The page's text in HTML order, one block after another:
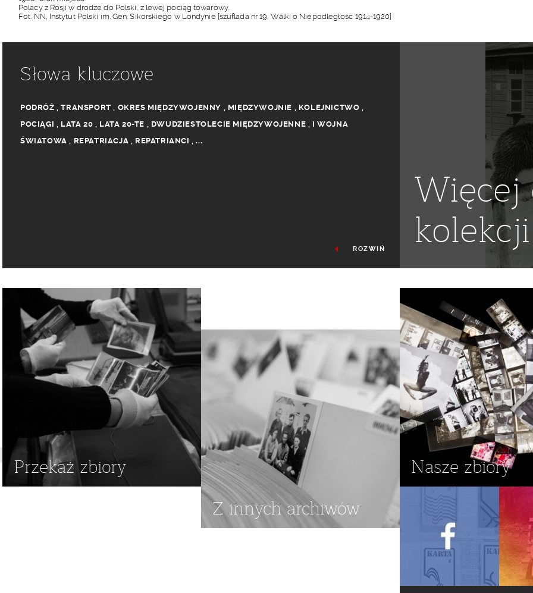
Polacy z Rosji w drodze do Polski, z lewej pociąg towarowy.
Fot. NN, Instytut Polski im. Gen. Sikorskiego w Londynie [szuflada nr 19, Walki o Niepodległość 1914-1920]
Słowa kluczowe
PODRÓŻ ,TRANSPORT , OKRES MIĘDZYWOJENNY , MIĘDZYWOJNIE , KOLEJNICTWO ,
POCIĄGI , LATA 20 , LATA 20-TE , DWUDZIESTOLECIE MIĘDZYWOJENNE , I WOJNA
ŚWIATOWA , REPATRIACJA , REPATRIANCI ,...
REPATRIANT POLACY W ROSJI, DOBYTEK WAGON TOWAROWY
ROZWIŃ
Więcej
kolekcji
Przekaż zbiory
Z innych archiwów
Nasze zbiory